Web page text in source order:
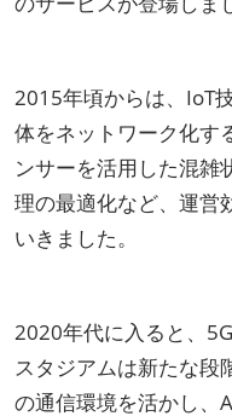
2015年頃からは、IoT
体をネットワーク化す
ンサーを活用した混雑
理の最適化など、運営
いきました。
2020年代に入ると、
スタジアムは新たな段
の通信環境を活かし、